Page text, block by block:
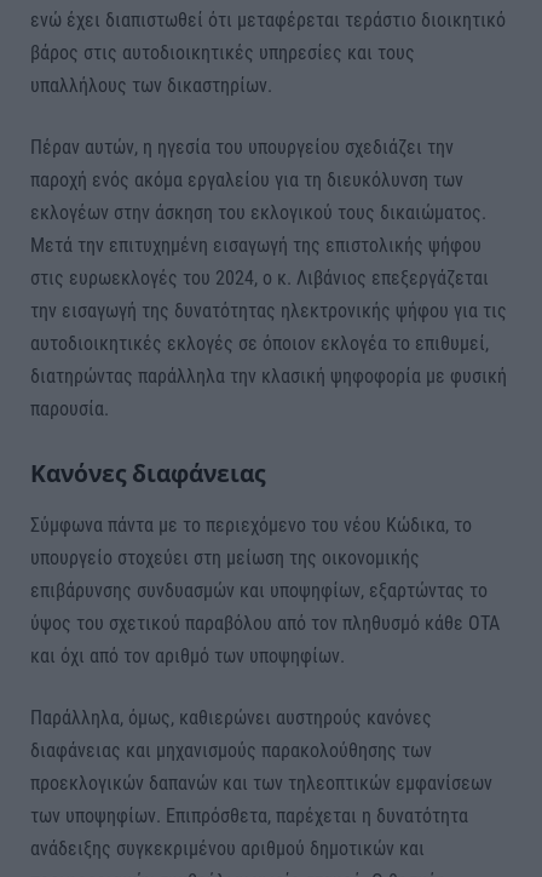
ενώ έχει διαπιστωθεί ότι μεταφέρεται τεράστιο διοικητικό
βάρος στις αυτοδιοικητικές υπηρεσίες και τους
υπαλλήλους των δικαστηρίων.
Πέραν αυτών, η ηγεσία του υπουργείου σχεδιάζει την
παροχή ενός ακόμα εργαλείου για τη διευκόλυνση των
εκλογέων στην άσκηση του εκλογικού τους δικαιώματος.
Μετά την επιτυχημένη εισαγωγή της επιστολικής ψήφου
στις ευρωεκλογές του 2024, ο κ. Λιβάνιος επεξεργάζεται
την εισαγωγή της δυνατότητας ηλεκτρονικής ψήφου για τις
αυτοδιοικητικές εκλογές σε όποιον εκλογέα το επιθυμεί,
διατηρώντας παράλληλα την κλασική ψηφοφορία με φυσική
παρουσία.
Κανόνες διαφάνειας
Σύμφωνα πάντα με το περιεχόμενο του νέου Κώδικα, το
υπουργείο στοχεύει στη μείωση της οικονομικής
επιβάρυνσης συνδυασμών και υποψηφίων, εξαρτώντας το
ύψος του σχετικού παραβόλου από τον πληθυσμό κάθε ΟΤΑ
και όχι από τον αριθμό των υποψηφίων.
Παράλληλα, όμως, καθιερώνει αυστηρούς κανόνες
διαφάνειας και μηχανισμούς παρακολούθησης των
προεκλογικών δαπανών και των τηλεοπτικών εμφανίσεων
των υποψηφίων. Επιπρόσθετα, παρέχεται η δυνατότητα
ανάδειξης συγκεκριμένου αριθμού δημοτικών και